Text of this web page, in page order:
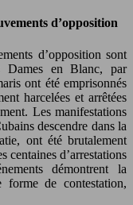
d’opposition
d’opposition sont
Dames en Blanc, par
ont été emprisonnés
harcelées et arrêtées
Les manifestations
descendre dans la
ont été brutalement
centaines d’arrestations
démontrent la
de contestation,